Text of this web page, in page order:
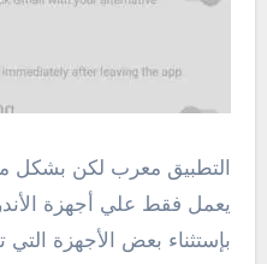
التطبيق معرب لكن بشكل
يعمل فقط علي أجهزة
بإستثناء بعض الأجهزة